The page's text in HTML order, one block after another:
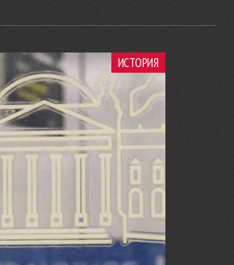
ИСТОРИЯ